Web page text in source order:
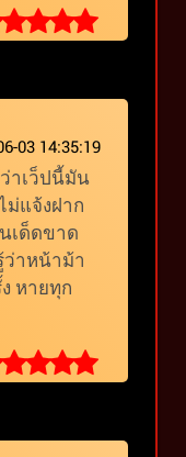
03 14:35:19
าเว็ปนี้มัน
ม่แจ้งฝาก
เด็ดขาด
ว่าหน้าม้า
หายทุก